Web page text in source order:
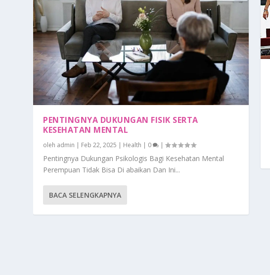
PENTINGNYA DUKUNGAN FISIK SERTA
KESEHATAN MENTAL
oleh admin | Feb 22, 2025 | Health | 0 |
Pentingnya Dukungan Psikologis Bagi Kesehatan Mental
Perempuan Tidak Bisa Di abaikan Dan Ini...
BACA SELENGKAPNYA